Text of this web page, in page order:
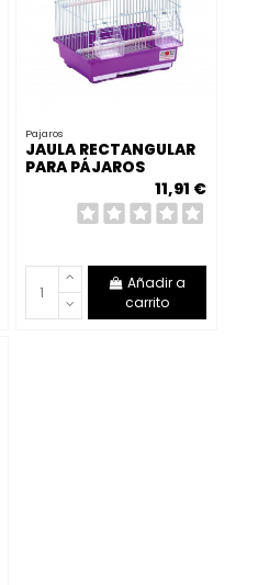
Pajaros
JAULA RECTANGULAR
PARA PÁJAROS
11,91 €
Añadir a
carrito